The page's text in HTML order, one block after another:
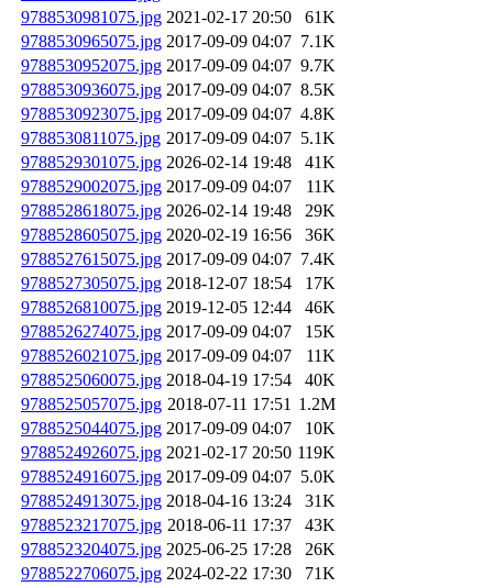
9788530981075.jpg 2021-02-17 20:50
61K
9788530965075.jpg 2017-09-09 04:07 7.1K
9788530952075.jpg 2017-09-09 04:07 9.7K
9788530936075.jpg 2017-09-09 04:07 8.5K
9788530923075.jpg 2017-09-09 04:07 4.8K
9788530811075.jpg 2017-09-09 04:07 5.1K
9788529301075.jpg 2026-02-14 19:48
41K
9788529002075.jpg 2017-09-09 04:07
11K
9788528618075.jpg 2026-02-14 19:48
29K
9788528605075.jpg 2020-02-19 16:56
36K
9788527615075.jpg 2017-09-09 04:07 7.4K
9788527305075.jpg 2018-12-07 18:54
17K
9788526810075.jpg 2019-12-05 12:44
46K
9788526274075.jpg 2017-09-09 04:07
15K
9788526021075.jpg 2017-09-09 04:07
11K
9788525060075.jpg 2018-04-19 17:54
40K
9788525057075.jpg 2018-07-11 17:51 1.2M
9788525044075.jpg 2017-09-09 04:07
10K
9788524926075.jpg 2021-02-17 20:50 119K
9788524916075.jpg 2017-09-09 04:07 5.0K
9788524913075.jpg 2018-04-16 13:24
31K
9788523217075.jpg 2018-06-11 17:37
43K
9788523204075.jpg 2025-06-25 17:28
26K
9788522706075.jpg 2024-02-22 17:30
71K